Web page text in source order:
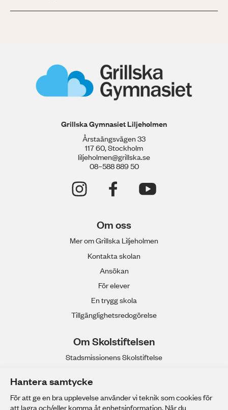
Hantera samtycke
För att ge en bra upplevelse använder vi teknik som cookies för
att lagra och/eller komma åt enhetsinformation. När du
Grillska Gymnasiet Liljeholmen
Årstaängsvägen 33
117 60, Stockholm
liljeholmen@grillska.se
08–588 889 50
Om oss
Mer om Grillska Liljeholmen
Kontakta skolan
Ansökan
För elever
En trygg skola
Tillgänglighetsredogörelse
Om Skolstiftelsen
Stadsmissionens Skolstiftelse
Anpassad gymnasieskola
Stadsmissionens Yrkeshögskola